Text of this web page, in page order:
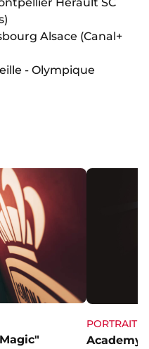
Alsace (Canal+
- Olympique
PORTRAIT
Academy,